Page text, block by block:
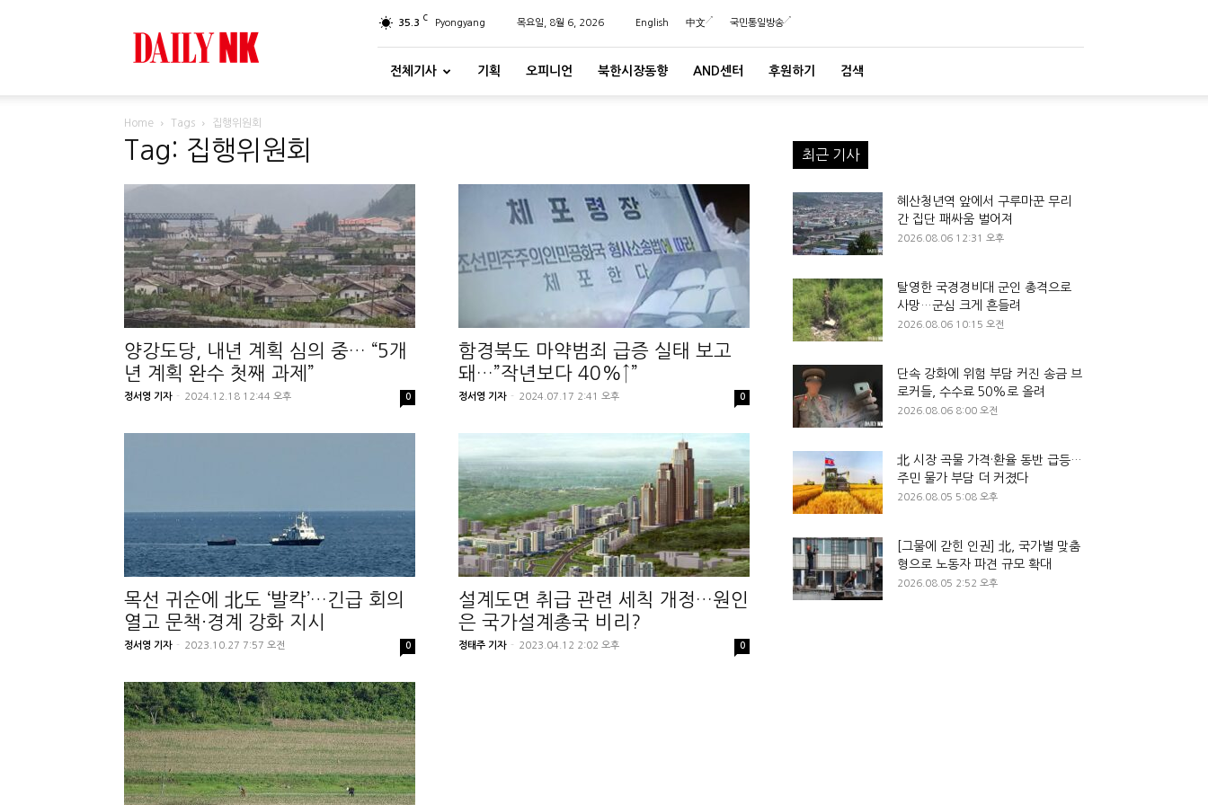
35.3 C Pyongyang 목요일, 8월 6, 2026 English 中文 국민통일방송
전체기사 기획 오피니언 북한시장동향 AND센터 후원하기 검색
Home Tags 집행위원회
Tag: 집행위원회
양강도당, 내년 계획 심의 중… “5개
년 계획 완수 첫째 과제”
정서영 기자 - 2024.12.18 12:44 오후 0
함경북도 마약범죄 급증 실태 보고
돼…”작년보다 40%↑”
정서영 기자 - 2024.07.17 2:41 오후 0
목선 귀순에 北도 ‘발칵’…긴급 회의
열고 문책·경계 강화 지시
정서영 기자 - 2023.10.27 7:57 오전 0
설계도면 취급 관련 세칙 개정…원인
은 국가설계총국 비리?
정태주 기자 - 2023.04.12 2:02 오후 0
최근 기사
혜산청년역 앞에서 구루마꾼 무리
간 집단 패싸움 벌어져
2026.08.06 12:31 오후
탈영한 국경경비대 군인 총격으로
사망…군심 크게 흔들려
2026.08.06 10:15 오전
단속 강화에 위험 부담 커진 송금 브
로커들, 수수료 50%로 올려
2026.08.06 8:00 오전
北 시장 곡물 가격·환율 동반 급등…
주민 물가 부담 더 커졌다
2026.08.05 5:08 오후
[그물에 갇힌 인권] 北, 국가별 맞춤
형으로 노동자 파견 규모 확대
2026.08.05 2:52 오후